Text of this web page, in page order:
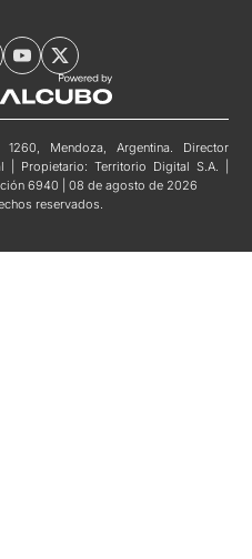
Mendoza, Argentina. Director
| Propietario: Territorio Digital S.A. |
6940 | 08 de agosto de 2026
reservados.